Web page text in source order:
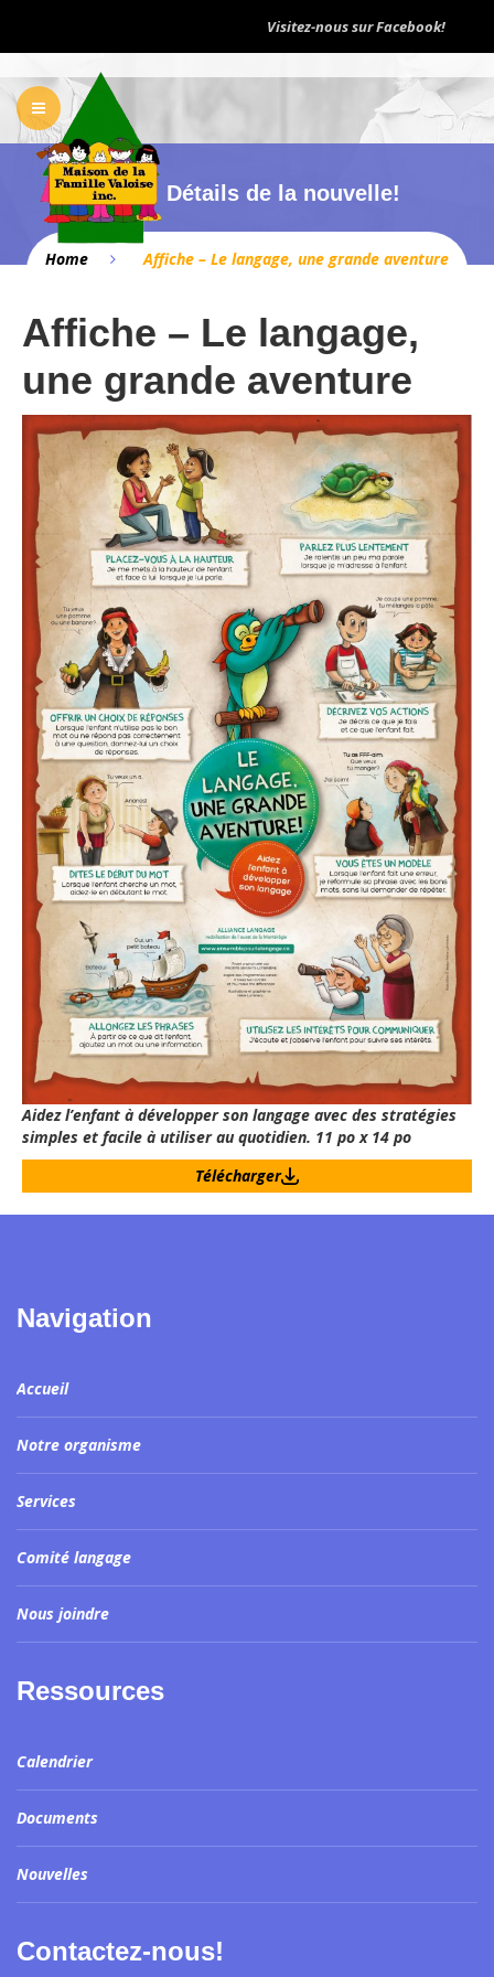
Visitez-nous sur Facebook!
ACCUEIL
COMITÉ LANGAGE
Détails de la nouvelle!
Home Affiche – Le langage, une grande aventure
Affiche – Le langage,
une grande aventure
Aidez l’enfant à développer son langage avec des stratégies
simples et facile à utiliser au quotidien. 11 po x 14 po
Télécharger
Navigation
Accueil
Notre organisme
Services
Comité langage
Nous joindre
Ressources
Calendrier
Documents
Nouvelles
Contactez-nous!